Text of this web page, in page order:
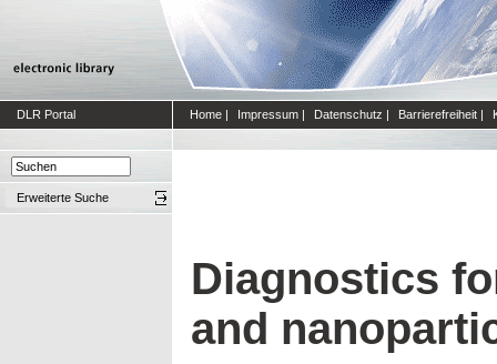
DLR Portal Home | Impressum | Datenschutz | Barrierefreiheit |
Erweiterte Suche
Diagnostics
and